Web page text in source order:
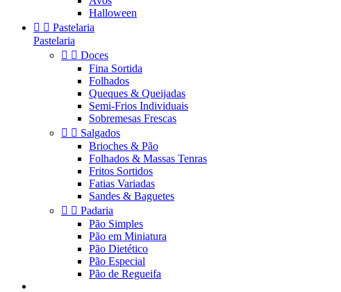
Halloween
  Pastelaria
Pastelaria
  Doces
Fina Sortida
Folhados
Queques & Queijadas
Semi-Frios Individuais
Sobremesas Frescas
  Salgados
Brioches & Pão
Folhados & Massas Tenras
Fritos Sortidos
Fatias Variadas
Sandes & Baguetes
  Padaria
Pão Simples
Pão em Miniatura
Pão Dietético
Pão Especial
Pão de Regueifa